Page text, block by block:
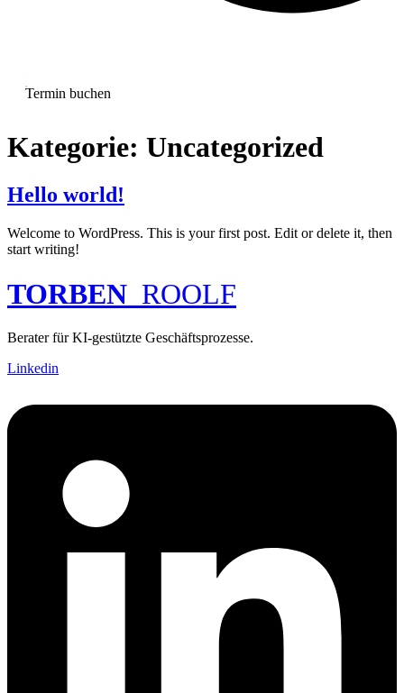
Termin buchen
Kategorie: Uncategorized
Hello world!
Welcome to WordPress. This is your first post. Edit or delete it, then
start writing!
TORBEN ROOLF
Berater für KI-gestützte Geschäftsprozesse.
Linkedin